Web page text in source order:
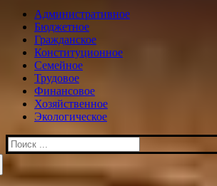
Административное
Бюджетное
Гражданское
Конституционное
Семейное
Трудовое
Финансовое
Хозяйственное
Экологическое
Искать: